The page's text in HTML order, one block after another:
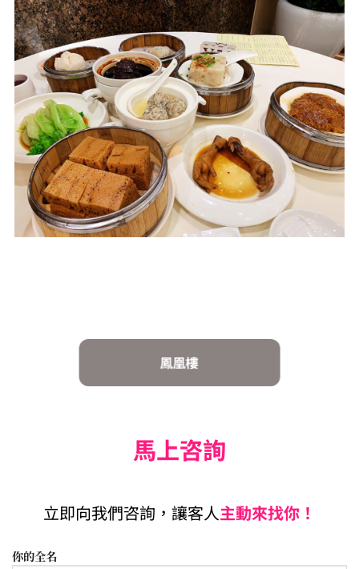
BTL WHISKY & COCKTAIL
馬上咨詢
立即向我們咨詢，讓客人主動來找你！
你的全名